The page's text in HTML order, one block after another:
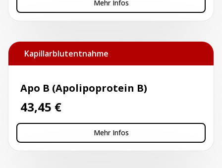
Mehr Infos
Kapillarblutentnahme
Apo B (Apolipoprotein B)
43,45 €
Mehr Infos